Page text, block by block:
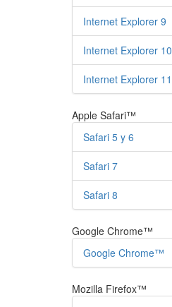
Internet Explorer 9
Internet Explorer 10
Internet Explorer 11
Apple Safari™
Safari 5 y 6
Safari 7
Safari 8
Google Chrome™
Google Chrome™
Mozilla Firefox™